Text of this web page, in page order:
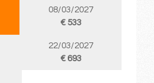
08/03/2027
€ 533
22/03/2027
€ 693